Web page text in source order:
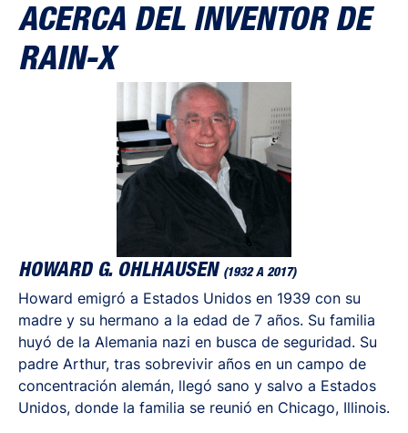
ACERCA DEL INVENTOR DE
RAIN-X
HOWARD G. OHLHAUSEN (1932 A 2017)
Howard emigró a Estados Unidos en 1939 con su
madre y su hermano a la edad de 7 años. Su familia
huyó de la Alemania nazi en busca de seguridad. Su
padre Arthur, tras sobrevivir años en un campo de
concentración alemán, llegó sano y salvo a Estados
Unidos, donde la familia se reunió en Chicago, Illinois.